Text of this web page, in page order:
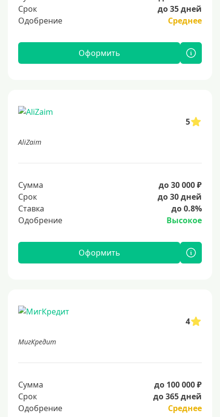
Срок
до 35 дней
Одобрение
Среднее
Оформить
5
AliZaim
Сумма
до 30 000 ₽
Срок
до 30 дней
Ставка
до 0.8%
Одобрение
Высокое
Оформить
4
МигКредит
Сумма
до 100 000 ₽
Срок
до 365 дней
Одобрение
Среднее